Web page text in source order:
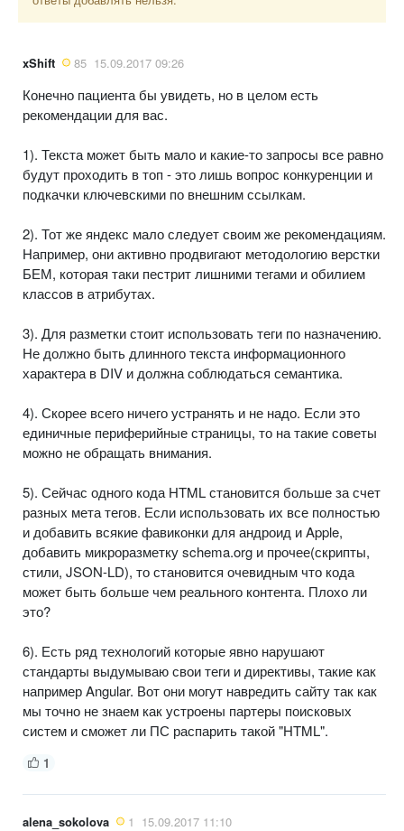
xShift 85 15.09.2017 09:26
Конечно пациента бы увидеть, но в целом есть
рекомендации для вас.
1). Текста может быть мало и какие-то запросы все равно
будут проходить в топ - это лишь вопрос конкуренции и
подкачки ключевскими по внешним ссылкам.
2). Тот же яндекс мало следует своим же рекомендациям.
Например, они активно продвигают методологию верстки
БЕМ, которая таки пестрит лишними тегами и обилием
классов в атрибутах.
3). Для разметки стоит использовать теги по назначению.
Не должно быть длинного текста информационного
характера в DIV и должна соблюдаться семантика.
4). Скорее всего ничего устранять и не надо. Если это
единичные периферийные страницы, то на такие советы
можно не обращать внимания.
5). Сейчас одного кода HTML становится больше за счет
разных мета тегов. Если использовать их все полностью
и добавить всякие фавиконки для андроид и Apple,
добавить микроразметку schema.org и прочее(скрипты,
стили, JSON-LD), то становится очевидным что кода
может быть больше чем реального контента. Плохо ли
это?
6). Есть ряд технологий которые явно нарушают
стандарты выдумываю свои теги и директивы, такие как
например Angular. Вот они могут навредить сайту так как
мы точно не знаем как устроены партеры поисковых
систем и сможет ли ПС распарить такой "HTML".
1
alena_sokolova 1 15.09.2017 11:10